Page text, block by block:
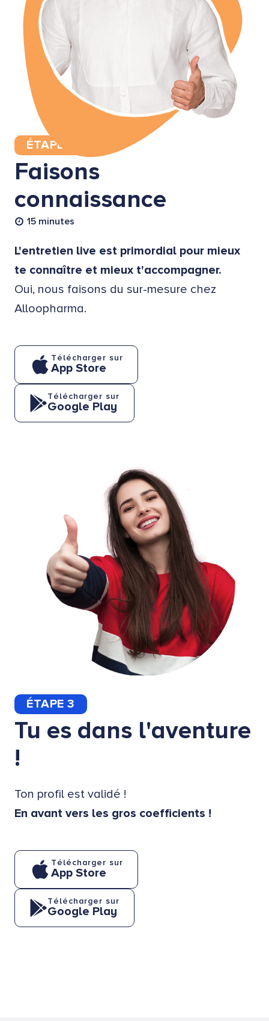
ÉTAPE 2
Faisons
connaissance
15 minutes
L'entretien live est primordial pour mieux
te connaître et mieux t'accompagner.
Oui, nous faisons du sur-mesure chez
Alloopharma.
Télécharger sur
App Store
Télécharger sur
Google Play
ÉTAPE 3
Tu es dans l'aventure
!
Ton profil est validé !
En avant vers les gros coefficients !
Télécharger sur
App Store
Télécharger sur
Google Play